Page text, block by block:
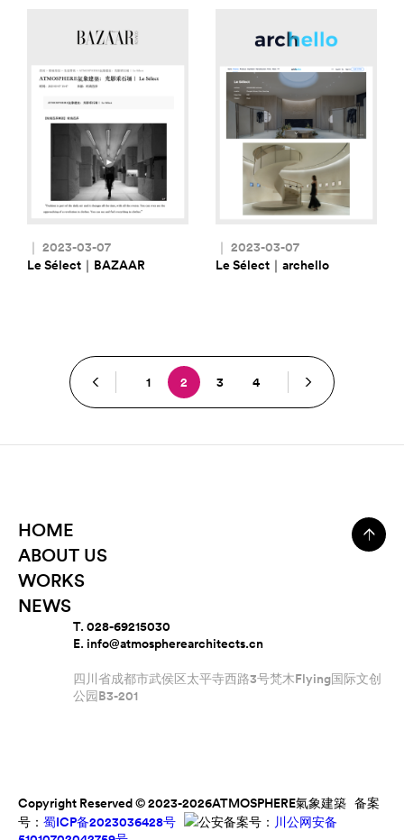
｜ 2023-03-07
Le Sélect｜BAZAAR
｜ 2023-03-07
Le Sélect｜archello
1 2 3 4
HOME
ABOUT US
WORKS
NEWS
T. 028-69215030
E. info@atmospherearchitects.cn
四川省成都市武侯区太平寺西路3号梵木Flying国际文创
公园B3-201
Copyright Reserved © 2023-2026ATMOSPHERE氣象建築 备案
号： 蜀ICP备2023036428号 公安备案号： 川公网安备